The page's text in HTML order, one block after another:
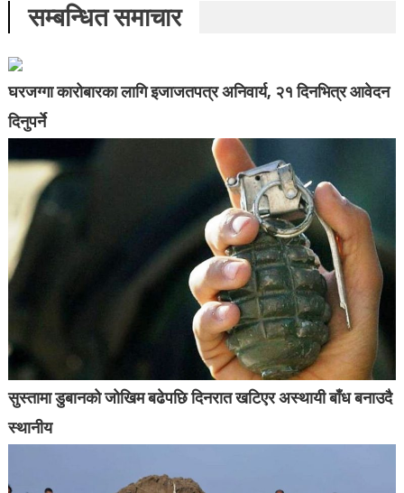
सम्बन्धित समाचार
घरजग्गा कारोबारका लागि इजाजतपत्र अनिवार्य, २१ दिनभित्र आवेदन
दिनुपर्ने
सुस्तामा डुबानको जोखिम बढेपछि दिनरात खटिएर अस्थायी बाँध बनाउदै
स्थानीय